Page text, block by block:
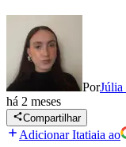
PorJúlia
há 2 meses
Compartilhar
Adicionar Itatiaia ao